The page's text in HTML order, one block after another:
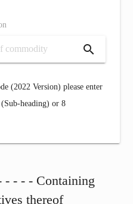
search
(2022 Version) please enter
heading) or 8
- - - - Containing
thereof